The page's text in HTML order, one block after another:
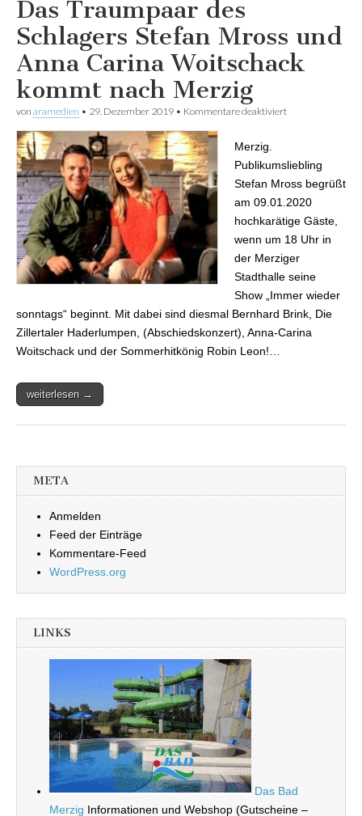
Das Traumpaar des
Schlagers Stefan Mross und
Anna Carina Woitschack
kommt nach Merzig
von aramedien • 29. Dezember 2019 • Kommentare deaktiviert
Carina
kommt nach
Merzig
Merzig.
Publikumsliebling
Stefan Mross begrüßt
am 09.01.2020
hochkarätige Gäste,
wenn um 18 Uhr in
der Merziger
Stadthalle seine
Show „Immer wieder
sonntags“ beginnt. Mit dabei sind diesmal Bernhard Brink, Die
Zillertaler Haderlumpen, (Abschiedskonzert), Anna-Carina
Woitschack und der Sommerhitkönig Robin Leon!…
weiterlesen →
META
Anmelden
Feed der Einträge
Kommentare-Feed
WordPress.org
LINKS
Das Bad
Merzig Informationen und Webshop (Gutscheine –